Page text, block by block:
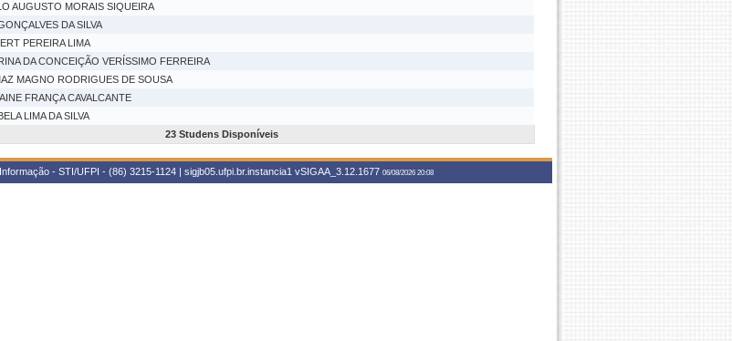
AUGUSTO MORAIS SIQUEIRA
DA SILVA
PEREIRA LIMA
DA CONCEIÇÃO VERÍSSIMO FERREIRA
MAGNO RODRIGUES DE SOUSA
FRANÇA CAVALCANTE
LIMA DA SILVA
23 Studens Disponíveis
- STI/UFPI - (86) 3215-1124 | sigjb05.ufpi.br.instancia1 vSIGAA_3.12.1677 06/08/2026 20:08